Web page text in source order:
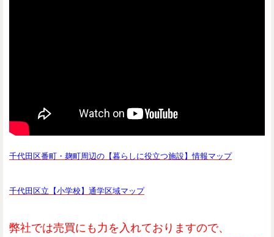
千代田区番町・麹町周辺の【暮らしに役立つ施設】情報マップ
千代田区立【小学校】通学区域マップ
弊社では売買にも力を入れておりますので、